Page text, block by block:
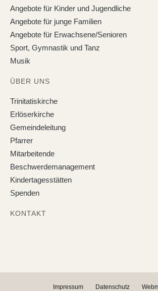
Angebote für Kinder und Jugendliche
Angebote für junge Familien
Angebote für Erwachsene/Senioren
Sport, Gymnastik und Tanz
Musik
ÜBER UNS
Trinitatiskirche
Erlöserkirche
Gemeindeleitung
Pfarrer
Mitarbeitende
Beschwerdemanagement
Kindertagesstätten
Spenden
KONTAKT
Impressum Datenschutz